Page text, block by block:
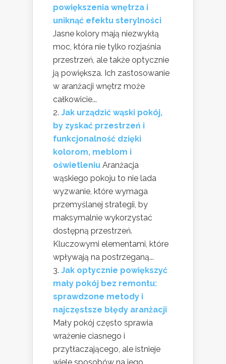
powiększenia wnętrza i
uniknąć efektu sterylności
Jasne kolory mają niezwykłą
moc, która nie tylko rozjaśnia
przestrzeń, ale także optycznie
ją powiększa. Ich zastosowanie
w aranżacji wnętrz może
całkowicie...
Jak urządzić wąski pokój,
by zyskać przestrzeń i
funkcjonalność dzięki
kolorom, meblom i
oświetleniu Aranżacja
wąskiego pokoju to nie lada
wyzwanie, które wymaga
przemyślanej strategii, by
maksymalnie wykorzystać
dostępną przestrzeń.
Kluczowymi elementami, które
wpływają na postrzeganą...
Jak optycznie powiększyć
mały pokój bez remontu:
sprawdzone metody i
najczęstsze błędy aranżacji
Mały pokój często sprawia
wrażenie ciasnego i
przytłaczającego, ale istnieje